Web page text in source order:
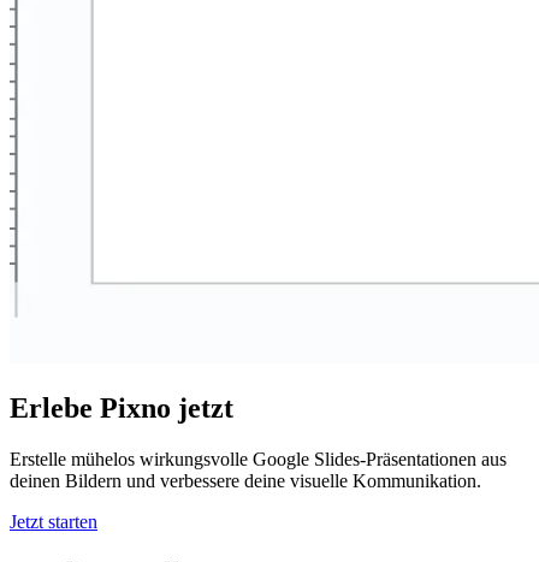
Erlebe Pixno jetzt
Erstelle mühelos wirkungsvolle Google Slides-Präsentationen aus
deinen Bildern und verbessere deine visuelle Kommunikation.
Jetzt starten